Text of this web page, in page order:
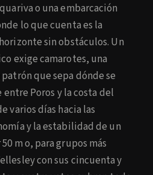
o una embarcación
lo que cuenta es la
sin obstáculos. Un
exige camarotes, una
que sepa dónde se
Poros y la costa del
varios días hacia las
y la estabilidad de un
m o, para grupos más
con sus cincuenta y